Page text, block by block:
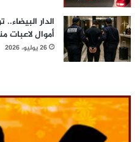
الدار
أموال لاعبات
26 يوليو، 2026